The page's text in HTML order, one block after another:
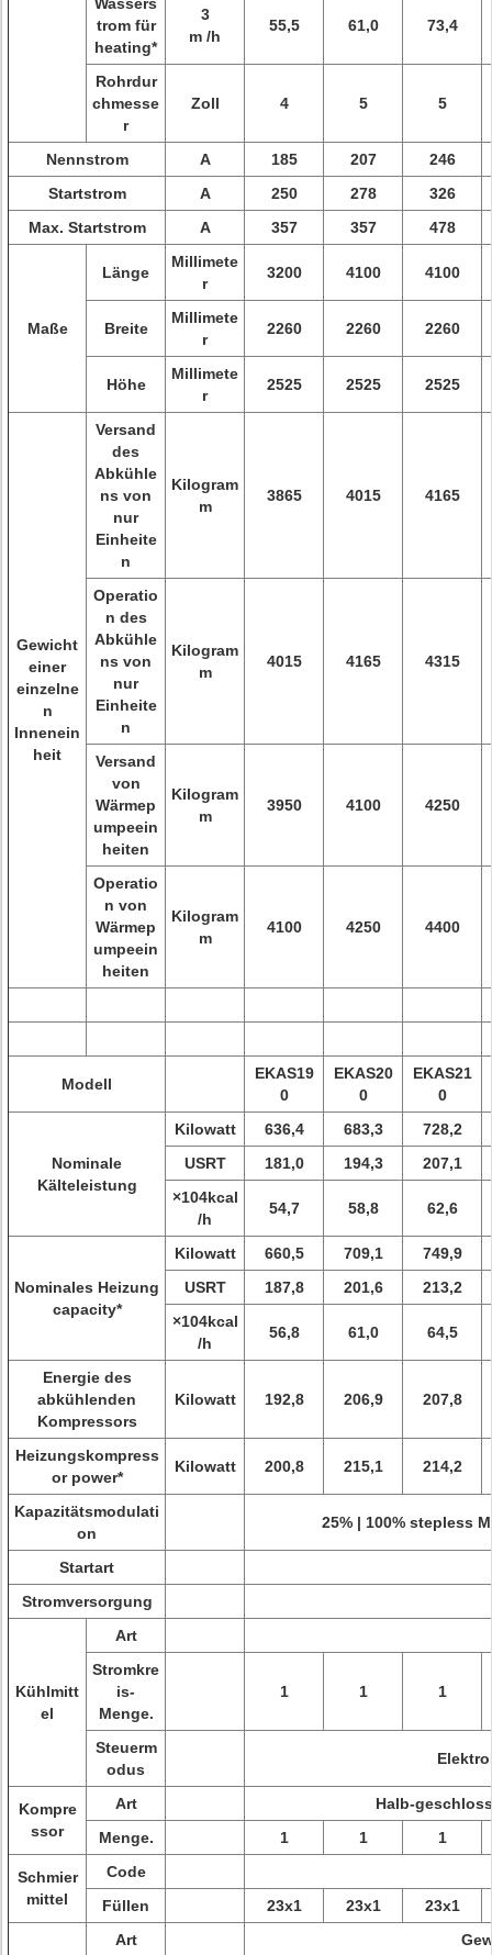
trom für
heating*
3
m /h
55,5 61,0 73,4
Rohrdur
chmesse
r
Zoll 4 5 5
Nennstrom A 185 207
246
Startstrom
A 250 278
326
Max. Startstrom
A 357 357 478
Maße
Länge
Millimete
r
3200 4100 4100
Breite
Millimete
r
2260 2260 2260
Höhe
Millimete
r
2525 2525 2525
Gewicht
einer
einzelne
n
Innenein
heit
Versand
des
Abkühle
ns von
nur
Einheite
n
Kilogram
m
3865 4015 4165
Operatio
n des
Abkühle
ns von
nur
Einheite
n
Kilogram
m
4015 4165 4315
Versand
von
Wärmep
umpeein
heiten
Kilogram
m
3950 4100 4250
Operatio
n von
Wärmep
umpeein
heiten
Kilogram
m
4100 4250 4400
Modell
EKAS19
0
EKAS20
0
EKAS21
0
Nominale
Kälteleistung
Kilowatt 636,4 683,3
728,2
USRT
181,0 194,3
207,1
×104kcal
/h
54,7 58,8 62,6
Nominales Heizung
capacity*
Kilowatt 660,5 709,1
749,9
USRT
187,8 201,6
213,2
×104kcal
/h
56,8 61,0 64,5
Energie des
abkühlenden
Kompressors
Kilowatt 192,8 206,9 207,8
Heizungskompress
or power*
Kilowatt 200,8 215,1 214,2
Kapazitätsmodulati
on
25% | 100% stepless
Startart
Stromversorgung
Kühlmitt
el
Art
Stromkre
is-
Menge.
1 1 1
Steuerm
odus
Kompre
ssor
Art
Halb-
Menge.
1 1 1
Schmier
mittel
Code
Füllen
23x1 23x1
23x1
Art